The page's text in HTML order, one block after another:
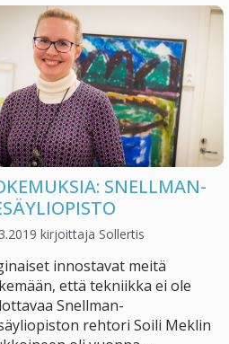
SNELLMAN-
kirjoittaja Sollertis
innostavat meitä
että tekniikka ei ole
Snellman-
rehtori Soili Meklin